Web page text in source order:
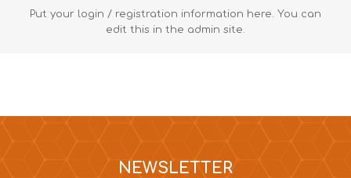
Put your login / registration information here. You can
edit this in the admin site.
NEWSLETTER